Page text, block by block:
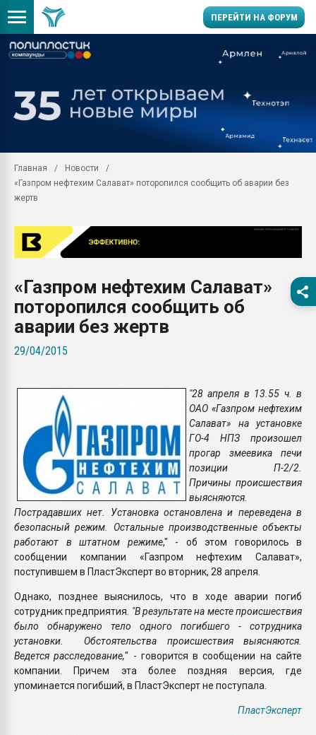
ПЕРЕЙТИ НА ФОРУМ
Вакуум-формовочные
ближайшее
28.07.2026
Всё, что касается
вакуумного
Продам отходы
поликарбоната и АБС-
Главная
Новости
«Газпром нефтехим Салават» поторопился сообщить об аварии без
жертв
«Газпром нефтехим Салават»
поторопился сообщить об
аварии без жертв
29/04/2015
"28 апреля в 13.55 ч. в
ОАО «Газпром нефтехим
Салават» на установке
ГО-4 НПЗ произошел
прогар змеевика печи
позиции П-2/2.
Причины происшествия
выясняются.
Пострадавших нет. Установка остановлена и переведена в
безопасный режим. Остальные производственные объекты
работают в штатном режиме," - об этом говорилось в
сообщении компании «Газпром нефтехим Салават»,
поступившем в ПластЭксперт во вторник, 28 апреля.
Однако, позднее выяснилось, что в ходе аварии погиб
сотрудник предприятия. "В результате на месте происшествия
было обнаружено тело одного погибшего - сотрудника
установки. Обстоятельства происшествия выясняются.
Ведется расследование," - говорится в сообщении на сайте
компании. Причем эта более поздняя версия, где
упоминается погибший, в ПластЭксперт не поступала.
ПластЭксперт